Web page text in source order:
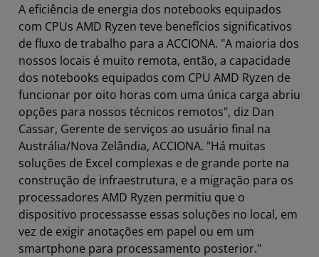
A eficiência de energia dos notebooks equipados
com CPUs AMD Ryzen teve benefícios significativos
de fluxo de trabalho para a ACCIONA. "A maioria dos
nossos locais é muito remota, então, a capacidade
dos notebooks equipados com CPU AMD Ryzen de
funcionar por oito horas com uma única carga abriu
opções para nossos técnicos remotos", diz Dan
Cassar, Gerente de serviços ao usuário final na
Austrália/Nova Zelândia, ACCIONA. "Há muitas
soluções de Excel complexas e de grande porte na
construção de infraestrutura, e a migração para os
processadores AMD Ryzen permitiu que o
dispositivo processasse essas soluções no local, em
vez de exigir anotações em papel ou em um
smartphone para processamento posterior."